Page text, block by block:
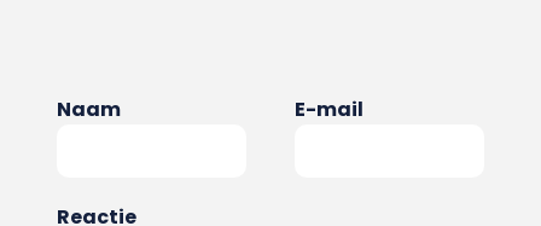
Naam E-mail
Reactie